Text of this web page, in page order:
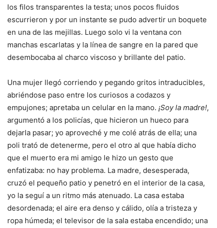
los filos transparentes la testa; unos pocos fluidos
escurrieron y por un instante se pudo advertir un boquete
en una de las mejillas. Luego solo vi la ventana con
manchas escarlatas y la línea de sangre en la pared que
desembocaba al charco viscoso y brillante del patio.
Una mujer llegó corriendo y pegando gritos intraducibles,
abriéndose paso entre los curiosos a codazos y
empujones; apretaba un celular en la mano. ¡Soy la madre!,
argumentó a los policías, que hicieron un hueco para
dejarla pasar; yo aproveché y me colé atrás de ella; una
poli trató de detenerme, pero el otro al que había dicho
que el muerto era mi amigo le hizo un gesto que
enfatizaba: no hay problema. La madre, desesperada,
cruzó el pequeño patio y penetró en el interior de la casa,
yo la seguí a un ritmo más atenuado. La casa estaba
desordenada; el aire era denso y cálido, olía a tristeza y
ropa húmeda; el televisor de la sala estaba encendido; una